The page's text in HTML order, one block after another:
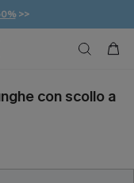
>>
49€
SCONTO*
con scollo a